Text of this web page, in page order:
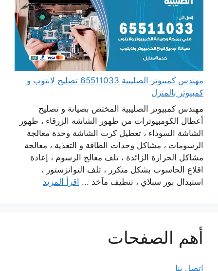
مهندس كمبيوتر الصليبية 65511033 تصليح لابتوب و
كمبيوتر بالمنزل
مهندس كمبيوتر الصليبية المختص بصيانة و تصليح
أعطال الكومبيوترات من ظهور الشاشة الزرقاء ، ظهور
الشاشة السوداء ، تعطيل كرت الشاشة وحدة معالجة
الرسومات ، مشاكل وحدات الطاقة و التغذية ، معالجة
مشاكل الحرارة الزائدة ، تلف معالج الرسوم ، إعادة
اقلاع الحاسوب بشكل متكرر ، تلف التوانزستور ،
استبدال بور سبلاي ، تنظيف مآخذ ... اقرأ المزيد
أهم الصفحات
اتصل بنا